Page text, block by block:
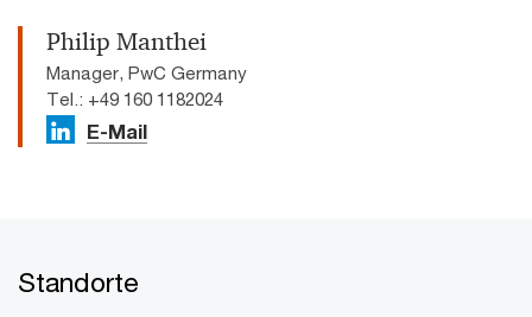
Philip Manthei
Manager, PwC Germany
Tel.: +49 160 1182024
E-Mail
Standorte